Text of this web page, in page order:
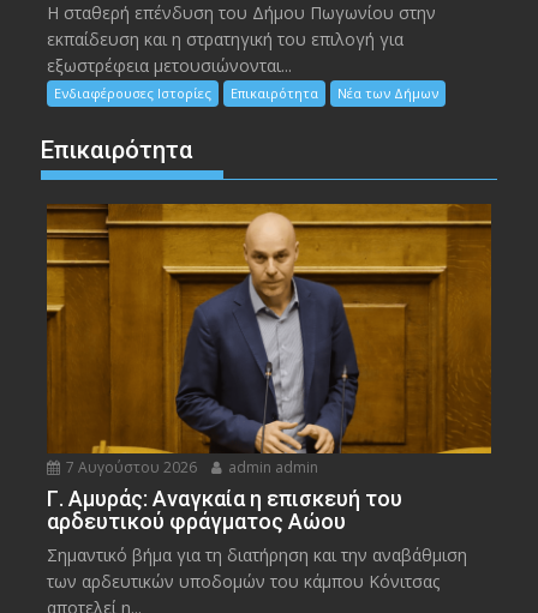
Η σταθερή επένδυση του Δήμου Πωγωνίου στην
εκπαίδευση και η στρατηγική του επιλογή για
εξωστρέφεια μετουσιώνονται...
Ενδιαφέρουσες Ιστορίες Επικαιρότητα Νέα των Δήμων
Επικαιρότητα
7 Αυγούστου 2026 admin admin
Γ. Αμυράς: Αναγκαία η επισκευή του
αρδευτικού φράγματος Αώου
Σημαντικό βήμα για τη διατήρηση και την αναβάθμιση
των αρδευτικών υποδομών του κάμπου Κόνιτσας
αποτελεί η...